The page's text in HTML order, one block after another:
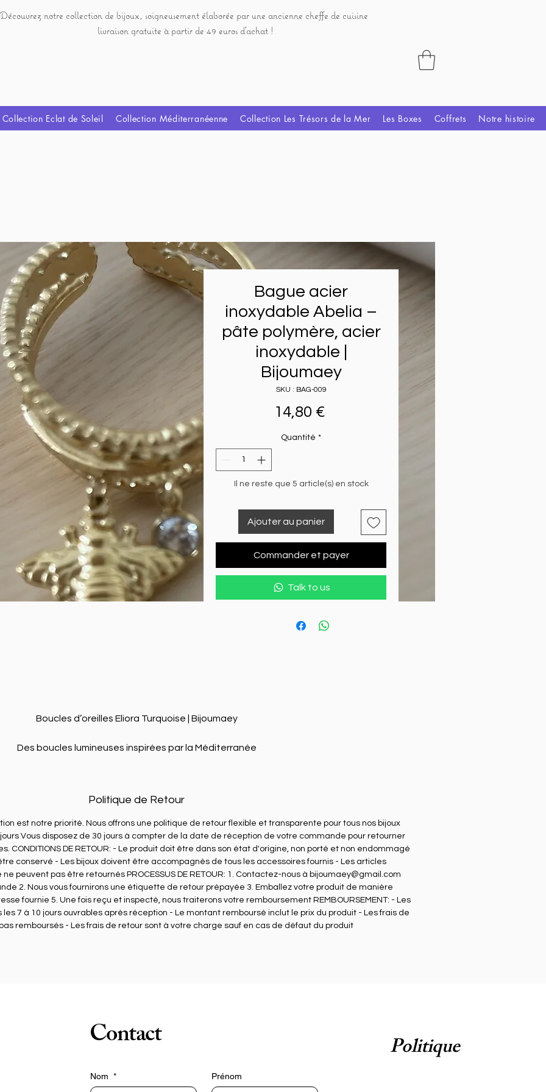
Découvrez notre collection de bijoux, soigneusement élaborée par une ancienne cheffe de cuisine
livraison gratuite à partir de 49 euros d'achat !
Collection Eclat de Soleil Collection Méditerranéenne Collection Les Trésors de la Mer Les Boxes Coffrets Notre histoire
Bague acier
inoxydable Abelia –
pâte polymère, acier
inoxydable |
Bijoumaey
SKU : BAG-009
14,80 €Prix
Quantité *
Il ne reste que 5 article(s) en stock
Ajouter au panier
Commander et payer
Talk to us
Boucles d’oreilles Eliora Turquoise | Bijoumaey
Des boucles lumineuses inspirées par la Méditerranée
de la Côte d’Azur. Chaque détail a été imaginé pour
une touche de fraîcheur, de féminité et de raffinement
à toutes tes tenues.
dans mon atelier Bijoumaey, ces boucles sont réalisées
pâte polymère soigneusement travaillée, puis protégées par
finition en résine brillante qui révèle toute l’intensité de leurs
couleurs. Leur fermoir en acier inoxydable hypoallergénique
assure un confort optimal, même pour les oreilles sensibles.
Chaque création est fabriquée en petite série. Les effets de
texture et les nuances rendent chaque paire légèrement
Politique de Retour
est notre priorité. Nous offrons une politique de retour flexible et transparente pour tous nos bijoux
jours Vous disposez de 30 jours à compter de la date de réception de votre commande pour retourner
CONDITIONS DE RETOUR: - Le produit doit être dans son état d'origine, non porté et non endommagé
conservé - Les bijoux doivent être accompagnés de tous les accessoires fournis - Les articles
peuvent pas être retournés PROCESSUS DE RETOUR: 1. Contactez-nous à bijoumaey@gmail.com
2. Nous vous fournirons une étiquette de retour prépayée 3. Emballez votre produit de manière
fournie 5. Une fois reçu et inspecté, nous traiterons votre remboursement REMBOURSEMENT: - Les
7 à 10 jours ouvrables après réception - Le montant remboursé inclut le prix du produit - Les frais de
remboursés - Les frais de retour sont à votre charge sauf en cas de défaut du produit
Contact
Nom * Prénom
Politique